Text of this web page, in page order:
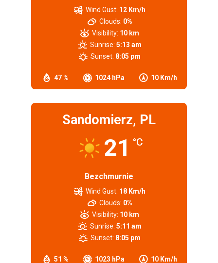
47 % 1024 hPa 10 Km/h
Wind Gust: 12 Km/h
Clouds: 0%
Visibility: 10 km
Sunrise: 5:13 am
Sunset: 8:05 pm
Sandomierz, PL
21 °C
Bezchmurnie
51 % 1023 hPa 10 Km/h
Wind Gust: 18 Km/h
Clouds: 0%
Visibility: 10 km
Sunrise: 5:11 am
Sunset: 8:05 pm